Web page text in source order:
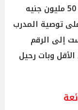
وتخطى أنتوني موديست وتخطى ال 50 مليون جنيه
توصية المدرب
إلى الرقم
على الأقل وبات رحيل